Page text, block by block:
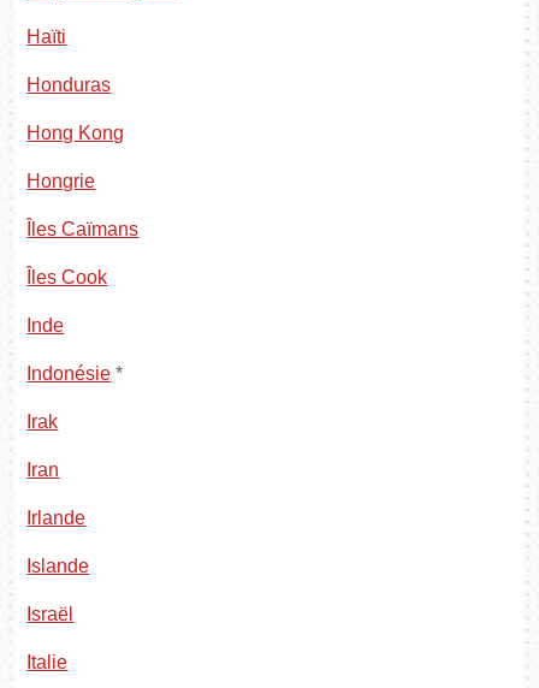
Haïti
Honduras
Hong Kong
Hongrie
Îles Caïmans
Îles Cook
Inde
Indonésie *
Irak
Iran
Irlande
Islande
Israël
Italie